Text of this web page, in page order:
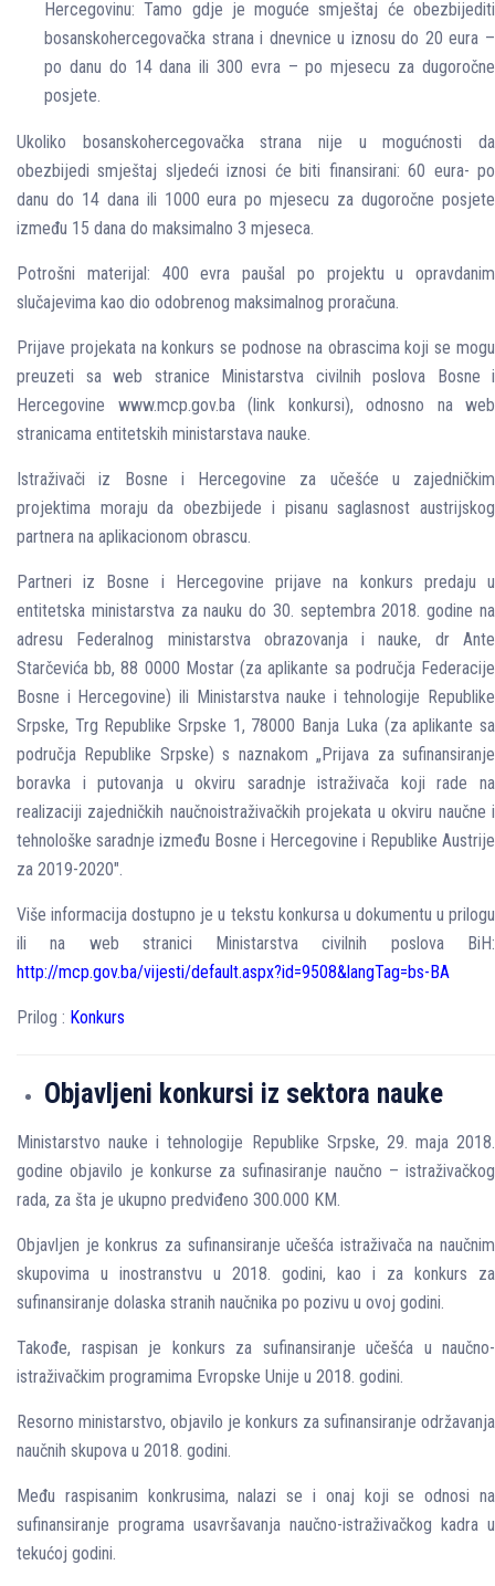
Hercegovinu: Tamo gdje je moguće smještaj će obezbijediti
bosanskohercegovačka strana i dnevnice u iznosu do 20 eura –
po danu do 14 dana ili 300 evra – po mjesecu za dugoročne
posjete.
Ukoliko bosanskohercegovačka strana nije u mogućnosti da
obezbijedi smještaj sljedeći iznosi će biti finansirani: 60 eura- po
danu do 14 dana ili 1000 eura po mjesecu za dugoročne posjete
između 15 dana do maksimalno 3 mjeseca.
Potrošni materijal: 400 evra paušal po projektu u opravdanim
slučajevima kao dio odobrenog maksimalnog proračuna.
Prijave projekata na konkurs se podnose na obrascima koji se mogu
preuzeti sa web stranice Ministarstva civilnih poslova Bosne i
Hercegovine www.mcp.gov.ba (link konkursi), odnosno na web
stranicama entitetskih ministarstava nauke.
Istraživači iz Bosne i Hercegovine za učešće u zajedničkim
projektima moraju da obezbijede i pisanu saglasnost austrijskog
partnera na aplikacionom obrascu.
Partneri iz Bosne i Hercegovine prijave na konkurs predaju u
entitetska ministarstva za nauku do 30. septembra 2018. godine na
adresu Federalnog ministarstva obrazovanja i nauke, dr Ante
Starčevića bb, 88 0000 Mostar (za aplikante sa područja Federacije
Bosne i Hercegovine) ili Ministarstva nauke i tehnologije Republike
Srpske, Trg Republike Srpske 1, 78000 Banja Luka (za aplikante sa
područja Republike Srpske) s naznakom „Prijava za sufinansiranje
boravka i putovanja u okviru saradnje istraživača koji rade na
realizaciji zajedničkih naučnoistraživačkih projekata u okviru naučne i
tehnološke saradnje između Bosne i Hercegovine i Republike Austrije
za 2019-2020″.
Više informacija dostupno je u tekstu konkursa u dokumentu u prilogu
ili na web stranici Ministarstva civilnih poslova BiH:
http://mcp.gov.ba/vijesti/default.aspx?id=9508&langTag=bs-BA
Prilog : Konkurs
Objavljeni konkursi iz sektora nauke
Ministarstvo nauke i tehnologije Republike Srpske, 29. maja 2018.
godine objavilo je konkurse za sufinasiranje naučno – istraživačkog
rada, za šta je ukupno predviđeno 300.000 KM.
Objavljen je konkrus za sufinansiranje učešća istraživača na naučnim
skupovima u inostranstvu u 2018. godini, kao i za konkurs za
sufinansiranje dolaska stranih naučnika po pozivu u ovoj godini.
Takođe, raspisan je konkurs za sufinansiranje učešća u naučno-
istraživačkim programima Evropske Unije u 2018. godini.
Resorno ministarstvo, objavilo je konkurs za sufinansiranje održavanja
naučnih skupova u 2018. godini.
Među raspisanim konkrusima, nalazi se i onaj koji se odnosi na
sufinansiranje programa usavršavanja naučno-istraživačkog kadra u
tekućoj godini.